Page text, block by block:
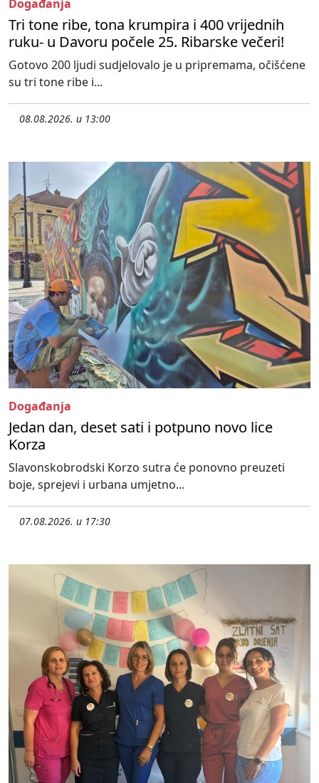
Događanja
Tri tone ribe, tona krumpira i 400 vrijednih
ruku- u Davoru počele 25. Ribarske večeri!
Gotovo 200 ljudi sudjelovalo je u pripremama, očišćene
su tri tone ribe i...
08.08.2026. u 13:00
Događanja
Jedan dan, deset sati i potpuno novo lice
Korza
Slavonskobrodski Korzo sutra će ponovno preuzeti
boje, sprejevi i urbana umjetno...
07.08.2026. u 17:30